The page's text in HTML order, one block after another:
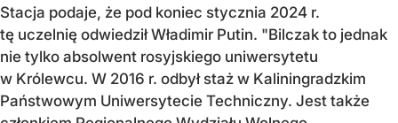
Stacja podaje, że pod koniec stycznia 2024 r.
tę uczelnię odwiedził Władimir Putin. "Bilczak to jednak
nie tylko absolwent rosyjskiego uniwersytetu
w Królewcu. W 2016 r. odbył staż w Kaliningradzkim
Państwowym Uniwersytecie Techniczny. Jest także